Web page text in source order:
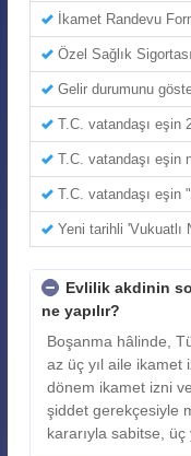
İkamet Randevu
Özel Sağlık Sigortası
Gelir durumunu
T.C. vatandaşı eşin
T.C. vatandaşı eşin
T.C. vatandaşı eşin
Yeni tarihli 'Vukuatlı
Evlilik akdinin
ne yapılır?
Boşanma hâlinde,
az üç yıl aile ikamet
dönem ikamet izni
şiddet gerekçesiyle
kararıyla sabitse, üç